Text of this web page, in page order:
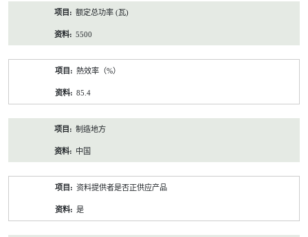
额定总功率 (瓦)
5500
熱效率（%）
85.4
制造地方
中国
资料提供者是否正供应产品
是